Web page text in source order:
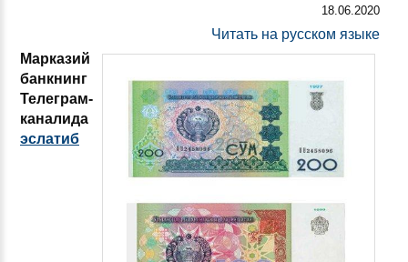
18.06.2020
Читать на русском языке
Марказий
банкнинг
Телеграм-
каналида
эслатиб